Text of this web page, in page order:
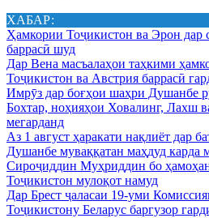
ХАБАР:
Ҳамкории Тоҷикистон ва Эрон дар
баррасӣ шуд
Дар Вена масъалаҳои таҳкими
Тоҷикистон ва Австрия баррасӣ
Имрӯз дар боғҳои шаҳри Душанбе
Бохтар, ноҳияҳои Ховалинг, Лахш
мегарданд
Аз 1 август ҳаракати нақлиёт дар
Душанбе муваққатан маҳдуд карда
Сироҷиддин Муҳриддин бо
Тоҷикистон мулоқот намуд
Дар Брест ҷаласаи 19-уми
Тоҷикистону Беларус баргузор